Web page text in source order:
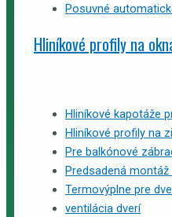
Posuvné
Hliníkové profily na
Hliníkové kapotáže
Hliníkové profily na
Pre balkónové
Predsadená montáž
Termovýplne pre
ventilácia dverí